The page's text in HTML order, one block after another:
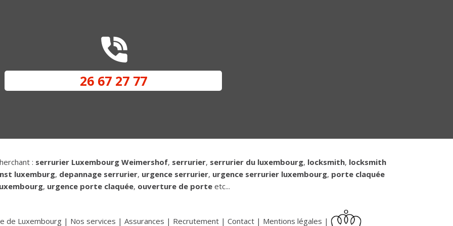
26 67 27 77
: serrurier Luxembourg Weimershof, serrurier, serrurier du luxembourg, locksmith, locksmith
luxemburg, depannage serrurier, urgence serrurier, urgence serrurier luxembourg, porte claquée
, urgence porte claquée, ouverture de porteetc...
de Luxembourg| Nos services | Assurances | Recrutement| Contact| Mentions légales |